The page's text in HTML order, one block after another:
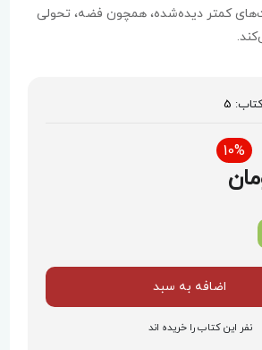
کمتر دیده‌شده، همچون فضه، تحولی
5
10%
اضافه به سبد
نفر این کتاب را خریده اند